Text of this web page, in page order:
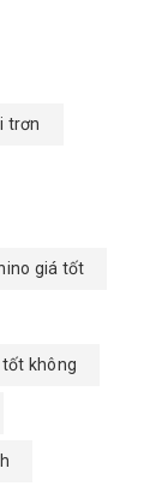
trơn
hino giá tốt
không